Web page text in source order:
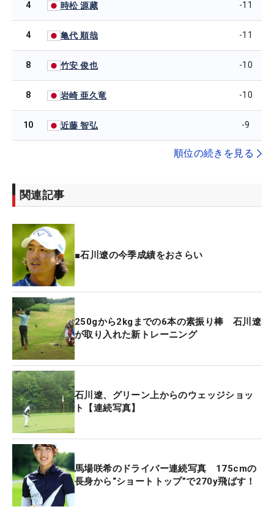
4 時松 源藏 -11
4 亀代 順哉 -11
8 竹安 俊也 -10
8 岩崎 亜久竜 -10
10 近藤 智弘 -9
順位の続きを見る
関連記事
■石川遼の今季成績をおさらい
250gから2kgまでの6本の素振り棒 石川遼
が取り入れた新トレーニング
石川遼、グリーン上からのウェッジショッ
ト【連続写真】
馬場咲希のドライバー連続写真 175cmの
長身から“ショートトップ”で270y飛ばす！